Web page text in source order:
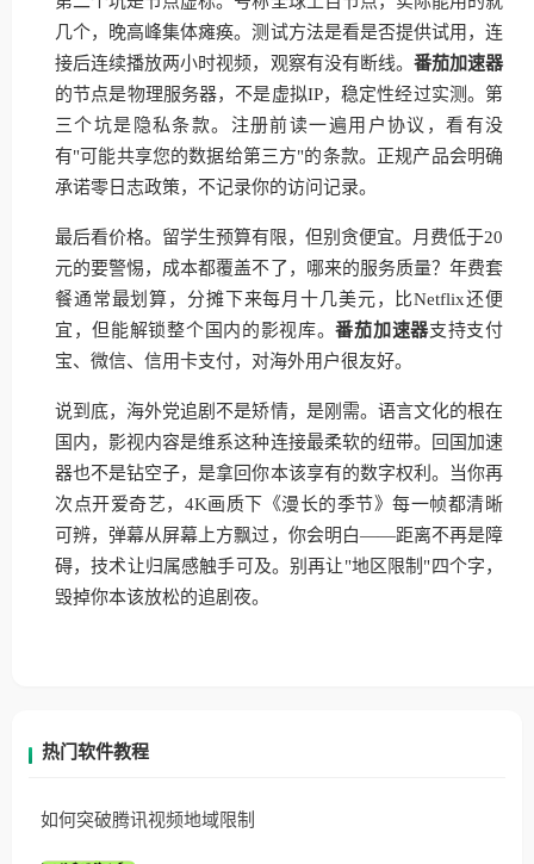
几个，晚高峰集体瘫痪。测试方法是看是否提供试用，连
接后连续播放两小时视频，观察有没有断线。 番茄加速器
的节点是物理服务器，不是虚拟IP，稳定性经过实测。第
三个坑是隐私条款。注册前读一遍用户协议，看有没
有"可能共享您的数据给第三方"的条款。正规产品会明确
承诺零日志政策，不记录你的访问记录。
最后看价格。留学生预算有限，但别贪便宜。月费低于20
元的要警惕，成本都覆盖不了，哪来的服务质量？年费套
餐通常最划算，分摊下来每月十几美元，比Netflix还便
宜，但能解锁整个国内的影视库。番茄加速器支持支付
宝、微信、信用卡支付，对海外用户很友好。
说到底，海外党追剧不是矫情，是刚需。语言文化的根在
国内，影视内容是维系这种连接最柔软的纽带。回国加速
器也不是钻空子，是拿回你本该享有的数字权利。当你再
次点开爱奇艺，4K画质下《漫长的季节》每一帧都清晰
可辨，弹幕从屏幕上方飘过，你会明白——距离不再是障
碍，技术让归属感触手可及。别再让"地区限制"四个字，
毁掉你本该放松的追剧夜。
热门软件教程
如何突破腾讯视频地域限制